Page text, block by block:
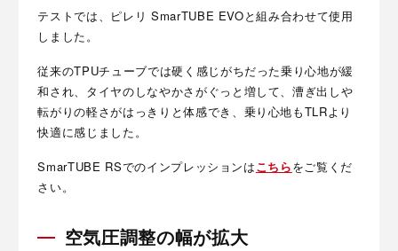
テストでは、ピレリ SmarTUBE EVOと組み合わせて使用
しました。
従来のTPUチューブでは硬く感じがちだった乗り心地が緩
和され、タイヤのしなやかさがぐっと増して、漕ぎ出しや
転がりの軽さがはっきりと体感でき、乗り心地もTLRより
快適に感じました。
SmarTUBE RSでのインプレッションはこちらをご覧くだ
さい。
空気圧調整の幅が拡大